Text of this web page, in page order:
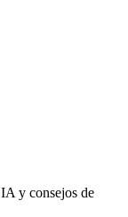
y consejos de